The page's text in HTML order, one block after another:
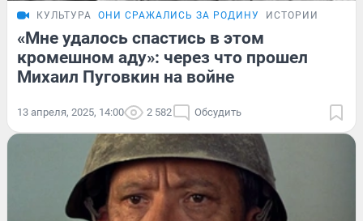
КУЛЬТУРА ОНИ СРАЖАЛИСЬ ЗА РОДИНУ ИСТОРИИ
«Мне удалось спастись в этом
кромешном аду»: через что прошел
Михаил Пуговкин на войне
13 апреля, 2025, 14:00 2 582 Обсудить